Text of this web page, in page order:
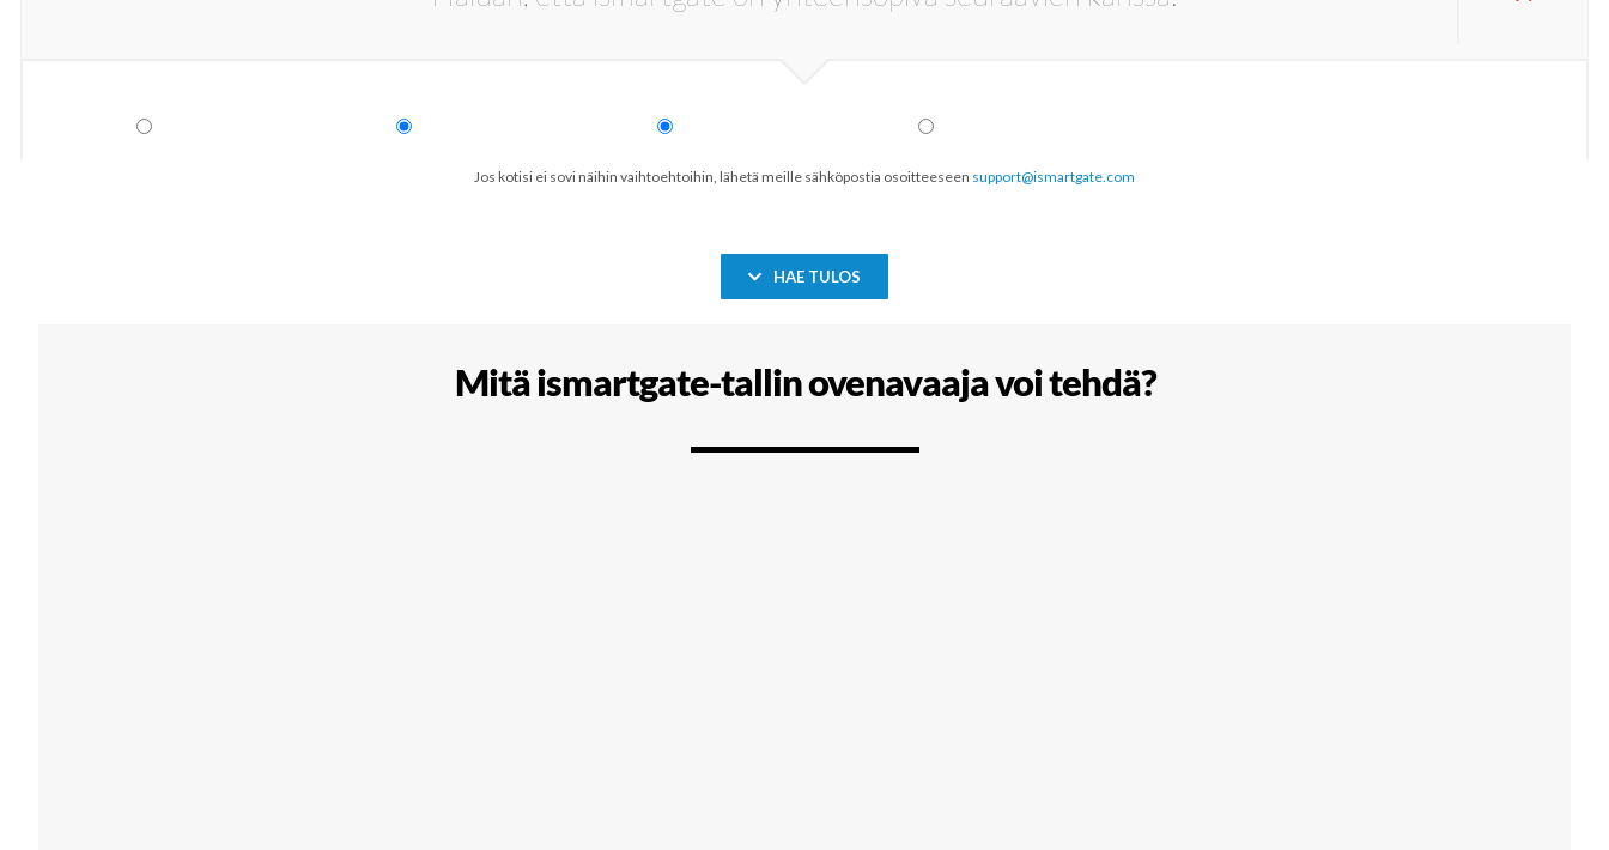
Jos kotisi ei sovi näihin vaihtoehtoihin, lähetä meille sähköpostia osoitteeseen support@ismartgate.com
HAE TULOS
Mitä ismartgate-tallin ovenavaaja voi tehdä?